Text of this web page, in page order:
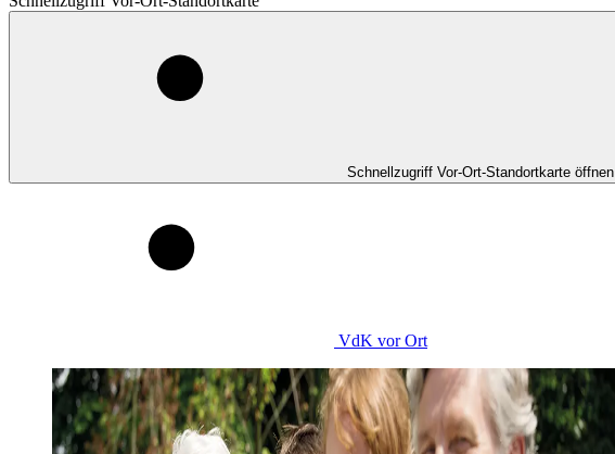
Schnellzugriff Vor-Ort-Standortkarte öffnen
VdK vor Ort